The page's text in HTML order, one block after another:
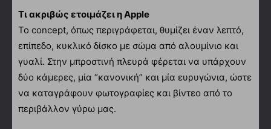
Τι ακριβώς ετοιμάζει η Apple
Το concept, όπως περιγράφεται, θυμίζει έναν λεπτό,
επίπεδο, κυκλικό δίσκο με σώμα από αλουμίνιο και
γυαλί. Στην μπροστινή πλευρά φέρεται να υπάρχουν
δύο κάμερες, μία “κανονική” και μία ευρυγώνια, ώστε
να καταγράφουν φωτογραφίες και βίντεο από το
περιβάλλον γύρω μας.